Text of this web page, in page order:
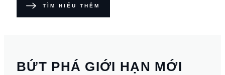
TÌM HIỂU THÊM
BỨT PHÁ GIỚI HẠN MỚI